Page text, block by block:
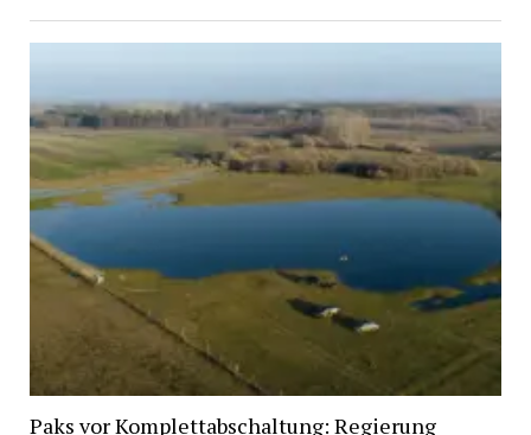
Paks vor Komplettabschaltung: Regierung